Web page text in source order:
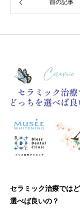
前の記事
セラミック治療では
選べば良いの？